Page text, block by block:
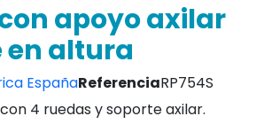
apoyo axilar
en altura
EspañaReferenciaRP754S
4 ruedas y soporte axilar.